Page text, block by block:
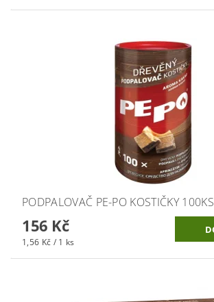
PODPALOVAČ PE-PO KOSTIČKY 100KS
156 Kč
1,56 Kč / 1 ks